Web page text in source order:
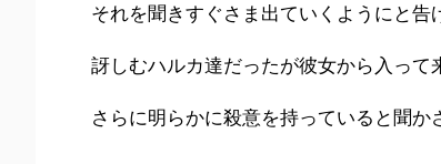
それを聞きすぐさま出ていくようにと告
訝しむハルカ達だったが彼女から入って
さらに明らかに殺意を持っていると聞か